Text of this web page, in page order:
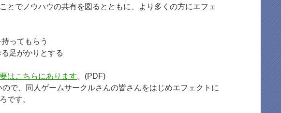
とでノウハウの共有を図るとともに、より多くの方にエフェ
ってもらう
足がかりとする
はこちらにあります。(PDF)
で、同人ゲームサークルさんの皆さんをはじめエフェクトに
です。